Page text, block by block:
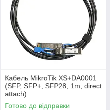
Кабель MikroTik XS+DA0001
(SFP, SFP+, SFP28, 1m, direct
attach)
Готово до відправки